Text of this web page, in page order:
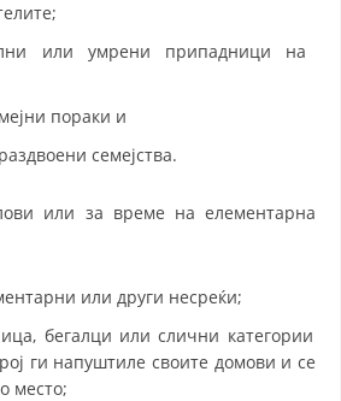
ИНФОРМАТИВНИ МАТЕРИЈАЛИ
БРОШУРИ
или умрени припадници на
пораки и
семејства.
или за време на елементарна
или други несреќи;
бегалци или слични категории
ги напуштиле своите домови и се
место;